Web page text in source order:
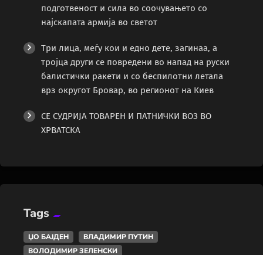
подготвеност и сила во соочувањето со
најскапата армија во светот
Три лица, меѓу кои и едно дете, загинаа, а
тројца други се повредени во напад на руски
балистички ракети и со беспилотни летала
врз округот Бровар, во регионот на Киев
СЕ СУДРИЈА ТОВАРЕН И ПАТНИЧКИ ВОЗ ВО
ХРВАТСКА
Tags
ЏО БАЈДЕН
ВЛАДИМИР ПУТИН
ВОЛОДИМИР ЗЕЛЕНСКИ